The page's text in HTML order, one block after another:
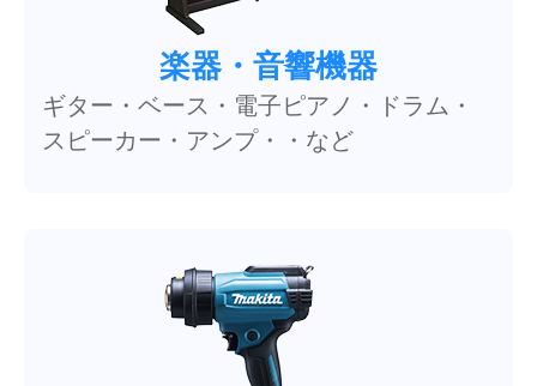
楽器・音響機器
ギター・ベース・電子ピアノ・ドラム・
スピーカー・アンプ・・など